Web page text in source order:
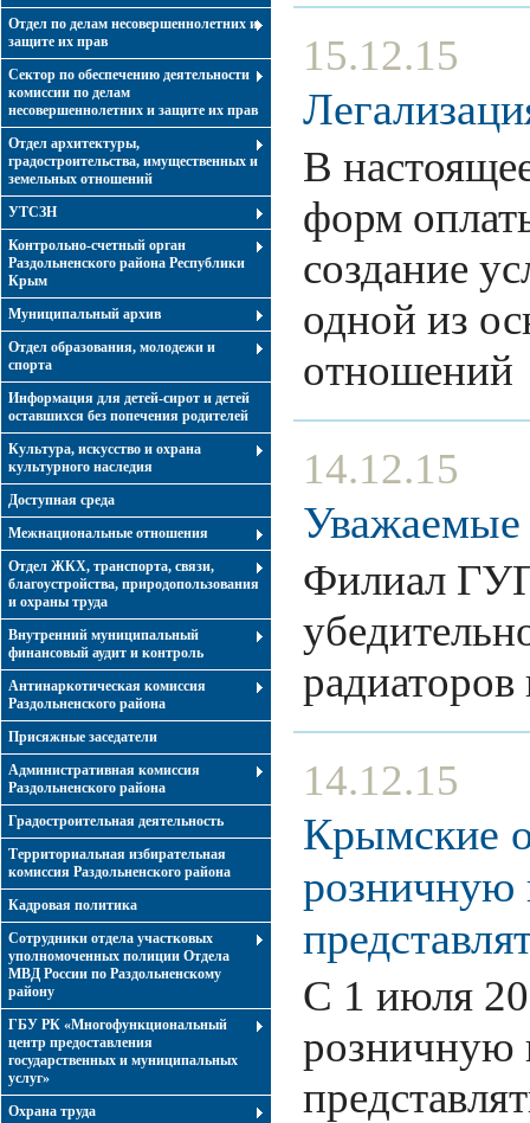
Отдел по делам несовершеннолетних и
защите их прав
Сектор по обеспечению деятельности
комиссии по делам
несовершеннолетних и защите их прав
Отдел архитектуры,
градостроительства, имущественных и
земельных отношений
УТСЗН
Контрольно-счетный орган
Раздольненского района Республики
Крым
Муниципальный архив
Отдел образования, молодежи и
спорта
Информация для детей-сирот и детей
оставшихся без попечения родителей
Культура, искусство и охрана
культурного наследия
Доступная среда
Межнациональные отношения
Отдел ЖКХ, транспорта, связи,
благоустройства, природопользования
и охраны труда
Внутренний муниципальный
финансовый аудит и контроль
Антинаркотическая комиссия
Раздольненского района
Присяжные заседатели
Административная комиссия
Раздольненского района
Градостроительная деятельность
Территориальная избирательная
комиссия Раздольненского района
Кадровая политика
Сотрудники отдела участковых
уполномоченных полиции Отдела
МВД России по Раздольненскому
району
ГБУ РК «Многофункциональный
центр предоставления
государственных и муниципальных
услуг»
Охрана труда
15.12.15
В
форм
создание
одной из
14.12.15
Филиал
14.12.15
Крымские
розничную
С 1 июля
розничную